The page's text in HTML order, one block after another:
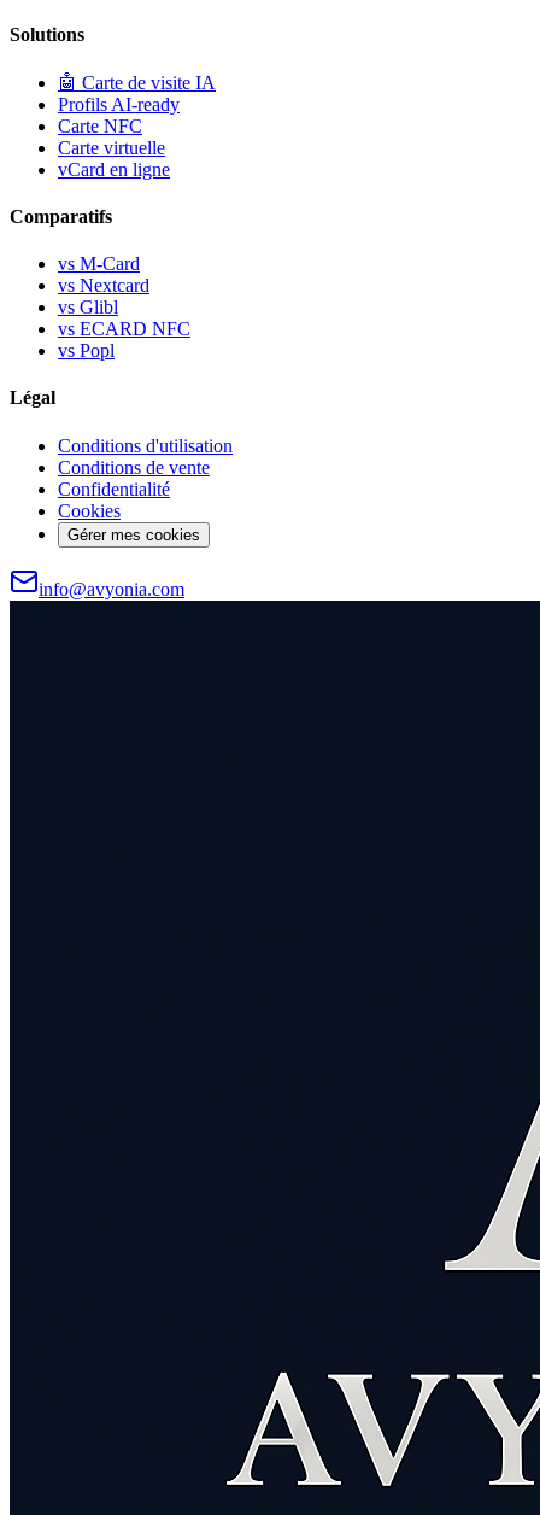
Solutions
🤖 Carte de visite IA
Profils AI-ready
Carte NFC
Carte virtuelle
vCard en ligne
Comparatifs
vs M-Card
vs Nextcard
vs Glibl
vs ECARD NFC
vs Popl
Légal
Conditions d'utilisation
Conditions de vente
Confidentialité
Cookies
Gérer mes cookies
info@avyonia.com